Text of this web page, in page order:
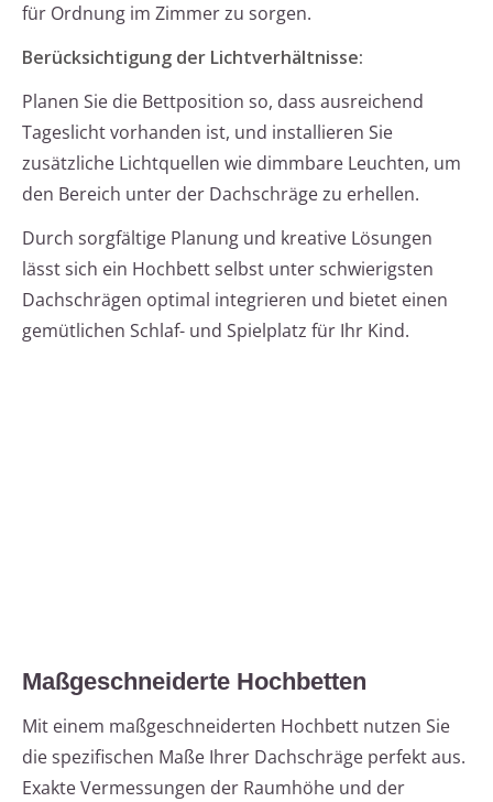
für Ordnung im Zimmer zu sorgen.
Berücksichtigung der Lichtverhältnisse:
Planen Sie die Bettposition so, dass ausreichend
Tageslicht vorhanden ist, und installieren Sie
zusätzliche Lichtquellen wie dimmbare Leuchten, um
den Bereich unter der Dachschräge zu erhellen.
Durch sorgfältige Planung und kreative Lösungen
lässt sich ein Hochbett selbst unter schwierigsten
Dachschrägen optimal integrieren und bietet einen
gemütlichen Schlaf- und Spielplatz für Ihr Kind.
Maßgeschneiderte Hochbetten
Mit einem maßgeschneiderten Hochbett nutzen Sie
die spezifischen Maße Ihrer Dachschräge perfekt aus.
Exakte Vermessungen der Raumhöhe und der